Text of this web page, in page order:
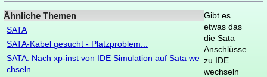
Ähnliche Themen
SATA
SATA-Kabel gesucht - Platzproblem...
SATA: Nach xp-inst von IDE Simulation auf Sata we
chseln
Gibt es
etwas das
die Sata
Anschlüsse
zu IDE
wechseln